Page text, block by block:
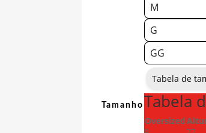
Tamanho
M
G
GG
Tabela de
Tabela
Oversized